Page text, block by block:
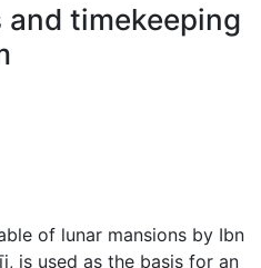
and timekeeping
of lunar mansions by Ibn
is used as the basis for an